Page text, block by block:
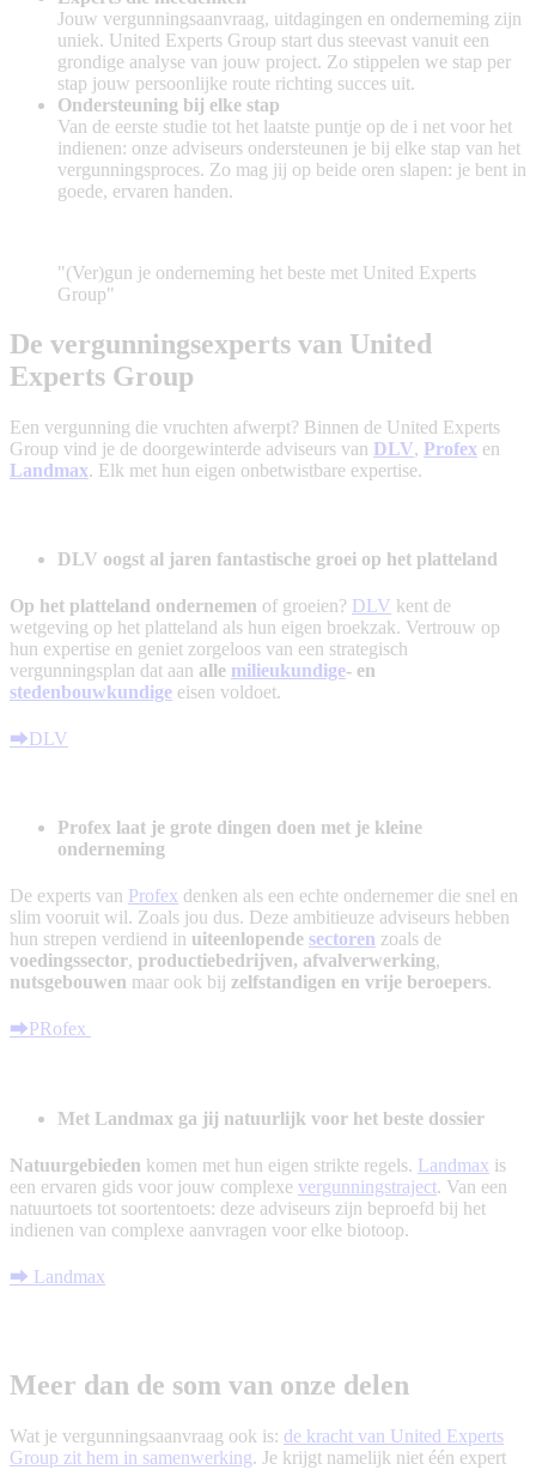
Jouw vergunningsaanvraag, uitdagingen en onderneming zijn
uniek. United Experts Group start dus steevast vanuit een
grondige analyse van jouw project. Zo stippelen we stap per
stap jouw persoonlijke route richting succes uit.
Ondersteuning bij elke stap
Van de eerste studie tot het laatste puntje op de i net voor het
indienen: onze adviseurs ondersteunen je bij elke stap van het
vergunningsproces. Zo mag jij op beide oren slapen: je bent in
goede, ervaren handen.
"(Ver)gun je onderneming het beste met United Experts
Group"
De vergunningsexperts van United
Experts Group
Een vergunning die vruchten afwerpt? Binnen de United Experts
Group vind je de doorgewinterde adviseurs van DLV, Profex en
Landmax. Elk met hun eigen onbetwistbare expertise.
DLV oogst al jaren fantastische groei op het platteland
Op het platteland ondernemen of groeien? DLV kent de
wetgeving op het platteland als hun eigen broekzak. Vertrouw op
hun expertise en geniet zorgeloos van een strategisch
vergunningsplan dat aan alle milieukundige- en
stedenbouwkundige eisen voldoet.
⮕DLV
Profex laat je grote dingen doen met je kleine
onderneming
De experts van Profex denken als een echte ondernemer die snel en
slim vooruit wil. Zoals jou dus. Deze ambitieuze adviseurs hebben
hun strepen verdiend in uiteenlopende sectoren zoals de
voedingssector, productiebedrijven, afvalverwerking,
nutsgebouwen maar ook bij zelfstandigen en vrije beroepers.
⮕PRofex
Met Landmax ga jij natuurlijk voor het beste dossier
Natuurgebieden komen met hun eigen strikte regels. Landmax is
een ervaren gids voor jouw complexe vergunningstraject. Van een
natuurtoets tot soortentoets: deze adviseurs zijn beproefd bij het
indienen van complexe aanvragen voor elke biotoop.
⮕ Landmax
Meer dan de som van onze delen
Wat je vergunningsaanvraag ook is: de kracht van United Experts
Group zit hem in samenwerking. Je krijgt namelijk niet één expert